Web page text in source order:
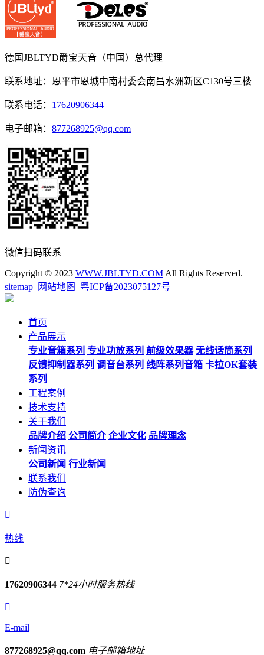
德国JBLTYD爵宝天音（中国）总代理
联系地址：恩平市恩城中南村委会南昌水洲新区C130号三楼
联系电话： 17620906344
电子邮箱： 877268925@qq.com
微信扫码联系
Copyright © 2023 WWW.JBLTYD.COM All Rights Reserved.
sitemap
网站地图 粤ICP备2023075127号
首页
产品展示
专业音箱系列 专业功放系列 前级效果器 无线话筒系列
反馈抑制器系列 调音台系列 线阵系列音箱 卡拉OK套装
系列
工程案例
技术支持
关于我们
品牌介绍 公司简介 企业文化 品牌理念
新闻资讯
公司新闻 行业新闻
联系我们
防伪查询

热线

17620906344 7*24小时服务热线

E-mail
877268925@qq.com 电子邮箱地址